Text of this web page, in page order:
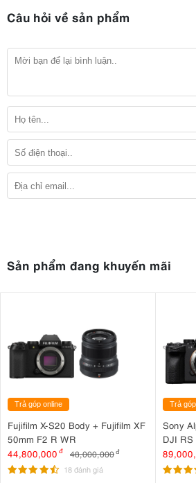
Câu hỏi về sản phẩm
Sản phẩm đang khuyến mãi
Trả góp online
Fujifilm X-S20 Body + Fujifilm XF
50mm F2 R WR
44,800,000 đ 48,000,000đ
18 đánh giá
Trả
Sony
DJI RS